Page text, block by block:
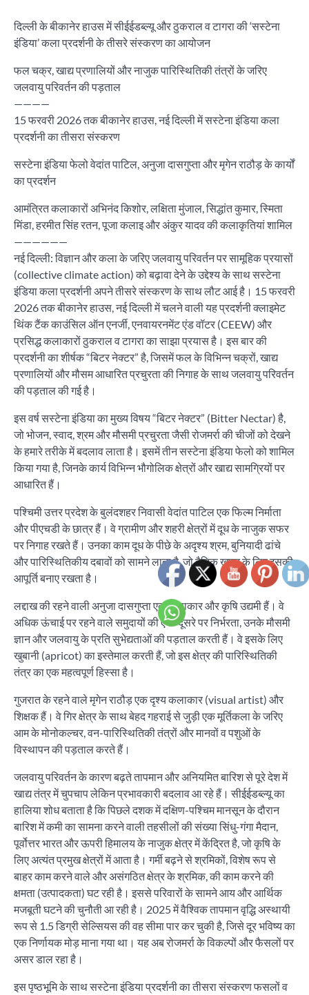
दिल्ली के बीकानेर हाउस में सीईईडब्ल्यू और ठुकराल व टागरा की ‘सस्टेना
इंडिया’ कला प्रदर्शनी के तीसरे संस्करण का आयोजन
फल चक्र, खाद्य प्रणालियों और नाजुक पारिस्थितिकी तंत्रों के जरिए
जलवायु परिवर्तन की पड़ताल
————
15 फरवरी 2026 तक बीकानेर हाउस, नई दिल्ली में सस्टेना इंडिया कला
प्रदर्शनी का तीसरा संस्करण
सस्टेना इंडिया फेलो वेदांत पाटिल, अनुजा दासगुप्ता और मृगेन राठौड़ के कार्यों
का प्रदर्शन
आमंत्रित कलाकारों अभिनंद किशोर, लक्षिता मुंजाल, सिद्धांत कुमार, स्मिता
मिंडा, हरमीत सिंह रतन, पूजा कलाइ और अंकुर यादव की कलाकृतियां शामिल
——————
नई दिल्ली: विज्ञान और कला के जरिए जलवायु परिवर्तन पर सामूहिक प्रयासों
(collective climate action) को बढ़ावा देने के उद्देश्य के साथ सस्टेना
इंडिया कला प्रदर्शनी अपने तीसरे संस्करण के साथ लौट आई है। 15 फरवरी
2026 तक बीकानेर हाउस, नई दिल्ली में चलने वाली यह प्रदर्शनी क्लाइमेट
थिंक टैंक काउंसिल ऑन एनर्जी, एनवायरनमेंट एंड वॉटर (CEEW) और
प्रसिद्ध कलाकारों ठुकराल व टागरा का साझा प्रयास है। इस बार की
प्रदर्शनी का शीर्षक “बिटर नेक्टर” है, जिसमें फल के विभिन्न चक्रों, खाद्य
प्रणालियों और मौसम आधारित प्रचुरता की निगाह के साथ जलवायु परिवर्तन
की पड़ताल की गई है।
इस वर्ष सस्टेना इंडिया का मुख्य विषय “बिटर नेक्टर” (Bitter Nectar) है,
जो भोजन, स्वाद, श्रम और मौसमी प्रचुरता जैसी रोजमर्रा की चीजों को देखने
के हमारे तरीके में बदलाव लाता है। इसमें तीन सस्टेना इंडिया फेलो को शामिल
किया गया है, जिनके कार्य विभिन्न भौगोलिक क्षेत्रों और खाद्य सामग्रियों पर
आधारित हैं।
पश्चिमी उत्तर प्रदेश के बुलंदशहर निवासी वेदांत पाटिल एक फिल्म निर्माता
और पीएचडी के छात्र हैं। वे ग्रामीण और शहरी क्षेत्रों में दूध के नाजुक सफर
पर निगाह रखते हैं। उनका काम दूध के पीछे के अदृश्य श्रम, बुनियादी ढांचे
और पारिस्थितिकीय दबावों को सामने लाता है, जो दैनिक खपत के लिए इसकी
आपूर्ति बनाए रखता है।
लद्दाख की रहने वाली अनुजा दासगुप्ता एक कलाकार और कृषि उद्यमी हैं। वे
अधिक ऊंचाई पर रहने वाले समुदायों की एक-दूसरे पर निर्भरता, उनके मौसमी
ज्ञान और जलवायु के प्रति सुभेद्यताओं की पड़ताल करती हैं। वे इसके लिए
खुबानी (apricot) का इस्तेमाल करती हैं, जो इस क्षेत्र की पारिस्थितिकी
तंत्र का एक महत्वपूर्ण हिस्सा है।
गुजरात के रहने वाले मृगेन राठौड़ एक दृश्य कलाकार (visual artist) और
शिक्षक हैं। वे गिर क्षेत्र के साथ बेहद गहराई से जुड़ी एक मूर्तिकला के जरिए
आम के मोनोकल्चर, वन-पारिस्थितिकी तंत्रों और मानवों व पशुओं के
विस्थापन की पड़ताल करते हैं।
जलवायु परिवर्तन के कारण बढ़ते तापमान और अनियमित बारिश से पूरे देश में
खाद्य तंत्र में चुपचाप लेकिन प्रभावकारी बदलाव आ रहे हैं। सीईईडब्ल्यू का
हालिया शोध बताता है कि पिछले दशक में दक्षिण-पश्चिम मानसून के दौरान
बारिश में कमी का सामना करने वाली तहसीलों की संख्या सिंधु-गंगा मैदान,
पूर्वोत्तर भारत और ऊपरी हिमालय के नाजुक क्षेत्र में केंद्रित है, जो कृषि के
लिए अत्यंत प्रमुख क्षेत्रों में आता है। गर्मी बढ़ने से श्रमिकों, विशेष रूप से
बाहर काम करने वाले और असंगठित क्षेत्र के श्रमिक, की काम करने की
क्षमता (उत्पादकता) घट रही है। इससे परिवारों के सामने आय और आर्थिक
मजबूती घटने की चुनौती आ रही है। 2025 में वैश्विक तापमान वृद्धि अस्थायी
रूप से 1.5 डिग्री सेल्सियस की वह सीमा पार कर चुकी है, जिसे दूर भविष्य का
एक निर्णायक मोड़ माना गया था। यह अब रोजमर्रा के विकल्पों और फैसलों पर
असर डाल रहा है।
इस पृष्ठभूमि के साथ सस्टेना इंडिया प्रदर्शनी का तीसरा संस्करण फसलों व